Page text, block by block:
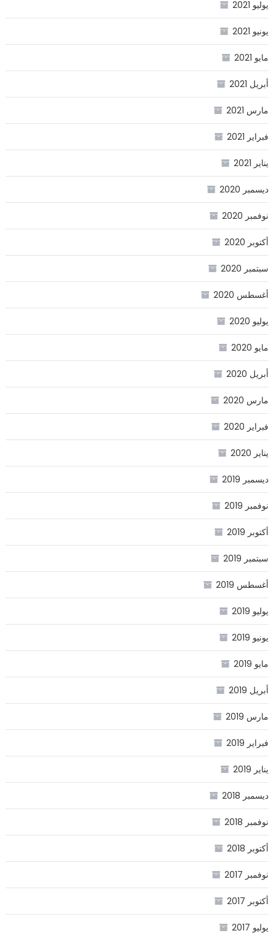
يوليو 2021
يونيو 2021
مايو 2021
أبريل 2021
مارس 2021
فبراير 2021
يناير 2021
ديسمبر 2020
نوفمبر 2020
أكتوبر 2020
سبتمبر 2020
أغسطس 2020
يوليو 2020
مايو 2020
أبريل 2020
مارس 2020
فبراير 2020
يناير 2020
ديسمبر 2019
نوفمبر 2019
أكتوبر 2019
سبتمبر 2019
أغسطس 2019
يوليو 2019
يونيو 2019
مايو 2019
أبريل 2019
مارس 2019
فبراير 2019
يناير 2019
ديسمبر 2018
نوفمبر 2018
أكتوبر 2018
نوفمبر 2017
أكتوبر 2017
يوليو 2017